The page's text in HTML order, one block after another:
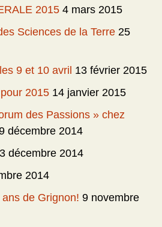
2015 4 mars 2015
Sciences de la Terre 25
9 et 10 avril 13 février 2015
2015 14 janvier 2015
des Passions » chez
décembre 2014
3 décembre 2014
2014
de Grignon! 9 novembre